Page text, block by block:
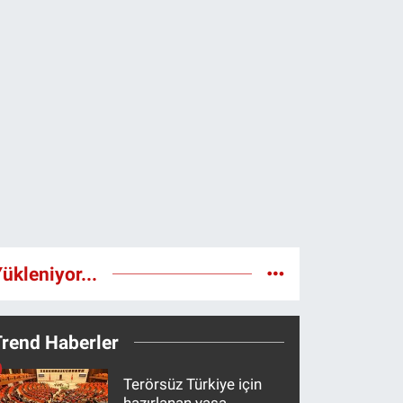
Haberler
Terörsüz Türkiye için